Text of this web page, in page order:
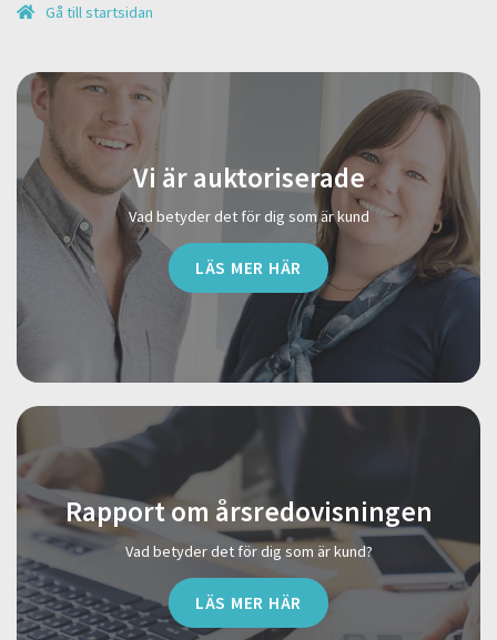
Gå till startsidan
Vi är auktoriserade
Vad betyder det för dig som är kund
LÄS MER HÄR
Rapport om årsredovisningen
Vad betyder det för dig som är kund?
LÄS MER HÄR